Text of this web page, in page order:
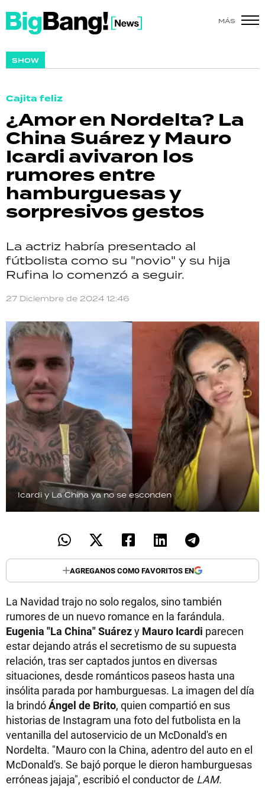
MÁS
SHOW
Cajita feliz
¿Amor en Nordelta? La
China Suárez y Mauro
Icardi avivaron los
rumores entre
hamburguesas y
sorpresivos gestos
La actriz habría presentado al
fútbolista como su "novio" y su hija
Rufina lo comenzó a seguir.
27 Diciembre de 2024 12:46
Icardi y La China ya no se esconden
AGREGANOS COMO FAVORITOS EN
La Navidad trajo no solo regalos, sino también
rumores de un nuevo romance en la farándula.
Eugenia "La China" Suárezy Mauro Icardi parecen
estar dejando atrás el secretismo de su supuesta
relación, tras ser captados juntos en diversas
situaciones, desde románticos paseos hasta una
insólita parada por hamburguesas. La imagen del día
la brindóÁngel de Brito, quien compartió en sus
historias de Instagram una foto del futbolista en la
ventanilla del autoservicio de un McDonald's en
Nordelta. "Mauro con la China, adentro del auto en el
McDonald's. Se bajó porque le dieron hamburguesas
erróneas jajaja", escribió el conductor de LAM.
SHOW
ACTUALIDAD
POLICIALES
ECONOMÍA
GRAN HERMANO
SALUD
DEPORTES
TECNOLOGÍA
RECETAS
PALABRAS
HORÓSCOPO
Seguinos